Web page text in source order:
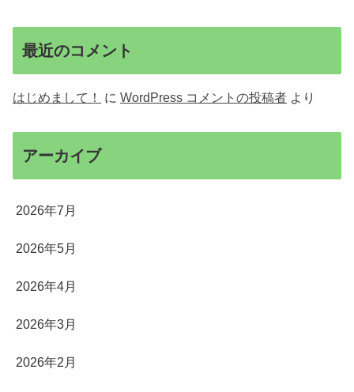
最近のコメント
はじめまして！ に WordPress コメントの投稿者 より
アーカイブ
2026年7月
2026年5月
2026年4月
2026年3月
2026年2月